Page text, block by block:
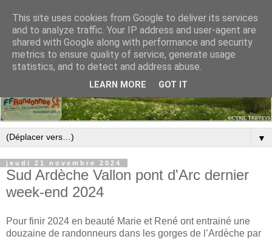
▼
jeudi 21 novembre 2024
Sud Ardèche Vallon pont d'Arc dernier
week-end 2024
Pour finir 2024 en beauté Marie et René ont entrainé une
douzaine de randonneurs dans les gorges de l’Ardèche par
This site uses cookies from Google to deliver its services
and to analyze traffic. Your IP address and user-agent are
shared with Google along with performance and security
metrics to ensure quality of service, generate usage
statistics, and to detect and address abuse.
LEARN MORE GOT IT